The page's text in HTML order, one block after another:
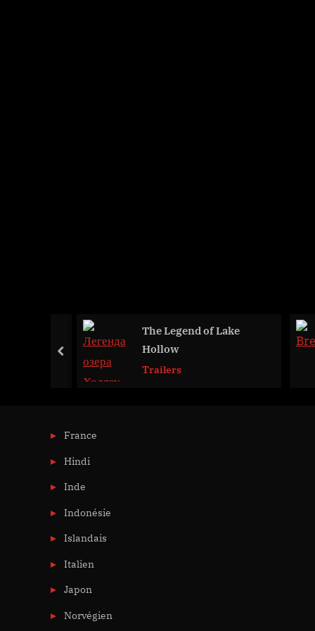
The Legend of Lake
Hollow
Trailers
prev
France
Hindi
Inde
Indonésie
Islandais
Italien
Japon
Norvégien